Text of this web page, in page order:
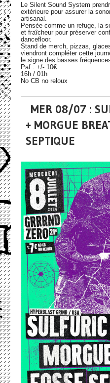
Le Silent Sound System
extérieure pour assurer la
artisanal.
Pensée comme un refuge, la
et fraîcheur pour préserver
dancefloor.
Stand de merch, pizzas,
viendront compléter cette
le signe des basses
Paf : +/- 10€
16h / 01h
No CB no reloux
MER 08/07 :
+ MORGUE
SEPTIQUE